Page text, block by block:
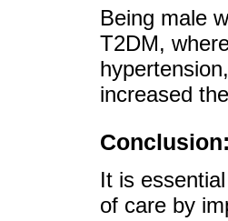
Being male
T2DM,
increased
Conclusion:
It is
of care by